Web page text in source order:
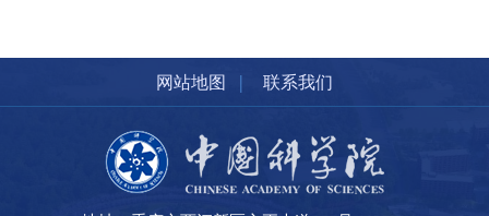
网站地图 | 联系我们